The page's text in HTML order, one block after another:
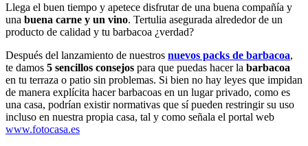
Llega el buen tiempo y apetece disfrutar de una buena compañía y
una buena carne y un vino. Tertulia asegurada alrededor de un
producto de calidad y tu barbacoa ¿verdad?
Después del lanzamiento de nuestros nuevos packs de barbacoa,
te damos 5 sencillos consejos para que puedas hacer la barbacoa
en tu terraza o patio sin problemas. Si bien no hay leyes que impidan
de manera explícita hacer barbacoas en un lugar privado, como es
una casa, podrían existir normativas que sí pueden restringir su uso
incluso en nuestra propia casa, tal y como señala el portal web
www.fotocasa.es